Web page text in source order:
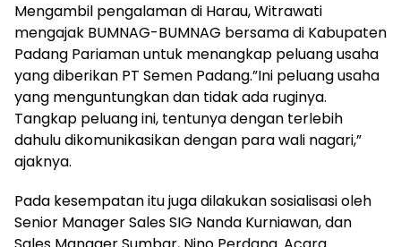
Mengambil pengalaman di Harau, Witrawati
mengajak BUMNAG-BUMNAG bersama di Kabupaten
Padang Pariaman untuk menangkap peluang usaha
yang diberikan PT Semen Padang.”Ini peluang usaha
yang menguntungkan dan tidak ada ruginya.
Tangkap peluang ini, tentunya dengan terlebih
dahulu dikomunikasikan dengan para wali nagari,”
ajaknya.
Pada kesempatan itu juga dilakukan sosialisasi oleh
Senior Manager Sales SIG Nanda Kurniawan, dan